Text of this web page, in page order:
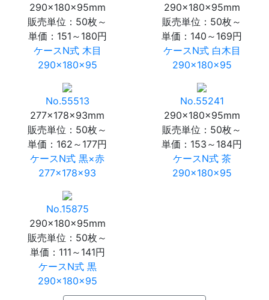
290×180×95mm
販売単位：50枚～
単価： 151～180円
ケースN式 木目
290×180×95
290×180×95mm
販売単位：50枚～
単価： 140～169円
ケースN式 白木目
290×180×95
No.55513
277×178×93mm
販売単位：50枚～
単価： 162～177円
ケースN式 黒×赤
277×178×93
No.55241
290×180×95mm
販売単位：50枚～
単価： 153～184円
ケースN式 茶
290×180×95
No.15875
290×180×95mm
販売単位：50枚～
単価： 111～141円
ケースN式 黒
290×180×95